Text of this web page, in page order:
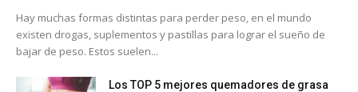
Hay muchas formas distintas para perder peso, en el mundo
existen drogas, suplementos y pastillas para lograr el sueño de
bajar de peso. Estos suelen...
Los TOP 5 mejores quemadores de grasa